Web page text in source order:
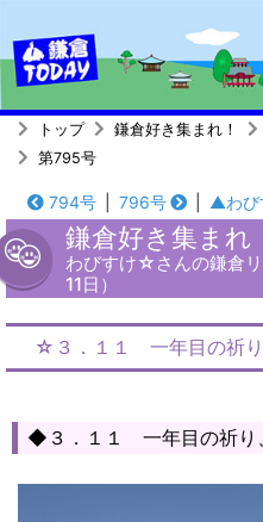
トップ 鎌倉好き集まれ！
第795号
794号 796号 ▲わび
鎌倉好き集まれ
わびすけ☆さんの鎌倉
11日）
☆３．１１ 一年目の祈り
◆３．１１ 一年目の祈り